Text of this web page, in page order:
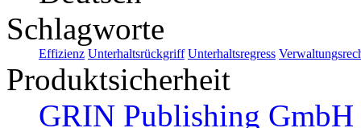
Schlagworte
Effizienz Unterhaltsrückgriff Unterhaltsregress
Produktsicherheit
GRIN Publishing GmbH